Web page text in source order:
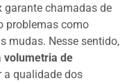
garante chamadas de
problemas como
mudas. Nesse sentido,
volumetria de
a qualidade dos